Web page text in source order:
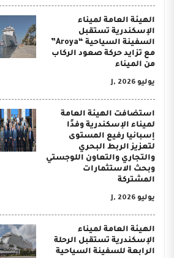
الهيئة العامة لميناء
الإسكندرية تستقبل
السفينة السياحية “Aroya”
مع تزايد حركة صعود الركاب
من الميناء
يوليو J, 2026
استضافت الهيئة العامة
لميناء الإسكندرية وفدًا
إسبانيا رفيع المستوى
لتعزيز الربط البحري
والتجاري والتعاون اللوجستي
وبحث الاستثمارات
المشتركة
يوليو J, 2026
الهيئة العامة لميناء
الإسكندرية تستقبل الرحلة
الرابعة للسفينة السياحية